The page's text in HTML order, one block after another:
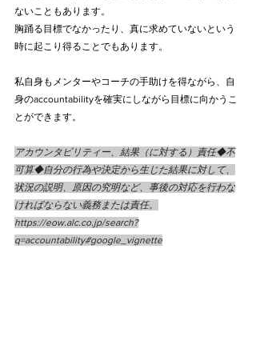
ないこともあります。
胸踊る目標でなかったり、真に求めていないという
時に起こり得ることでもあります。
私自身もメンターやコーチの手助けを得ながら、自
身のaccountabilityを確実にしながら目標に向かうこ
とができます。
アカウンタビリティー、結果（に対する）責任◆不
可算◆自分の行為や決定から生じた結果に対して、
状況の説明、原因の究明など、事後の対応を行わな
ければならない義務または責任。
https://eow.alc.co.jp/search?
q=accountability#google_vignette